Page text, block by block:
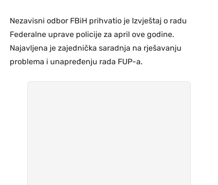
Nezavisni odbor FBiH prihvatio je Izvještaj o radu
Federalne uprave policije za april ove godine.
Najavljena je zajednička saradnja na rješavanju
problema i unapređenju rada FUP-a.